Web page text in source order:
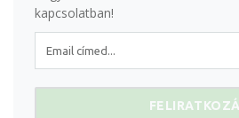
kapcsolatban!